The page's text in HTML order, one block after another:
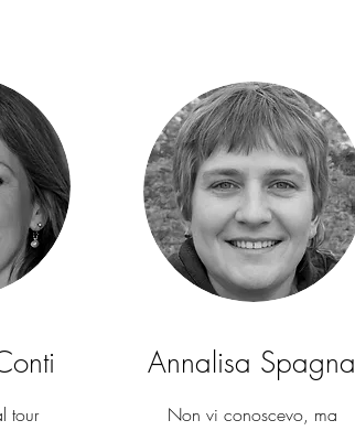
tour
Annalisa Spagna
Non vi conoscevo, ma